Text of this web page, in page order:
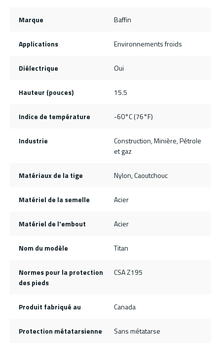
Marque Baffin
Applications Environnements froids
Diélectrique Oui
Hauteur (pouces) 15.5
Indice de température -60°C (76°F)
Industrie
Construction, Minière, Pétrole
et gaz
Matériaux de la tige Nylon, Caoutchouc
Matériel de la semelle Acier
Matériel de l'embout Acier
Nom du modèle Titan
Normes pour la protection
des pieds
CSA Z195
Produit fabriqué au Canada
Protection métatarsienne Sans métatarse